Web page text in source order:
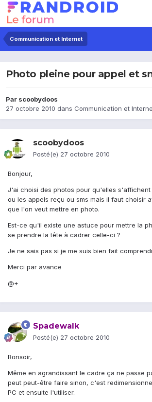
Communication et Internet
Photo pleine pour appel et
Par scoobydoos
27 octobre 2010 dans Communication et
scoobydoos
Posté(e) 27 octobre 2010
Bonjour,
J'ai choisi des photos pour qu'elles
ou les appels reçu ou sms mais il faut choisir
que l'on veut mettre en photo.
Est-ce qu'il existe une astuce pour mettre la
se prendre la tête à cadrer celle-ci ?
Je ne sais pas si je me suis bien fait
Merci par avance
@+
Spadewalk
Posté(e) 27 octobre 2010
Bonsoir,
Même en agrandissant le cadre ça ne passe
peut peut-être faire sinon, c'est
PC et ensuite l'utiliser.